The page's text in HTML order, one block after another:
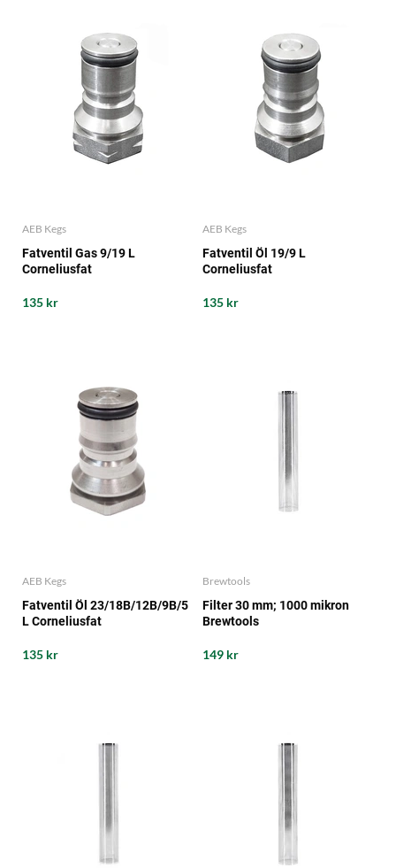
AEB Kegs
Fatventil Gas 9/19 L
Corneliusfat
135 kr
AEB Kegs
Fatventil Öl 19/9 L
Corneliusfat
135 kr
AEB Kegs
Fatventil Öl 23/18B/12B/9B/5
L Corneliusfat
135 kr
Brewtools
Filter 30 mm; 1000 mikron
Brewtools
149 kr